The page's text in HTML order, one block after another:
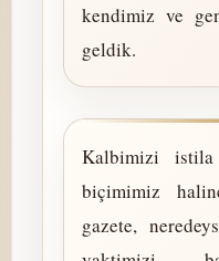
kendimiz ve
geldik.
Kalbimizi
biçimimiz
gazete,